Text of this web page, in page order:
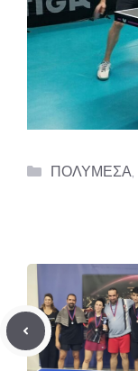
Categories
ΠΟΛΥΜΕΣΑ